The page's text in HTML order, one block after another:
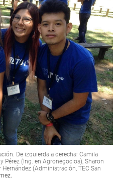
De izquierda a derecha: Camila
Pérez (Ing. en Agronegocios), Sharon
(Administración, TEC San